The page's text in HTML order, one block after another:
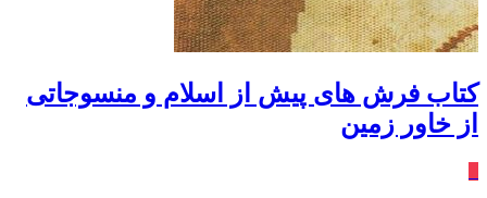
کتاب فرش های پیش از اسلام و منسوجاتی
از خاور زمین